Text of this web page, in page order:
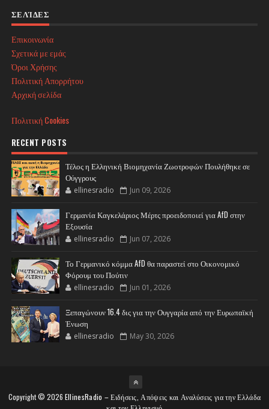
ΣΕΛΊΔΕΣ
Επικοινωνία
Σχετικά με εμάς
Όροι Χρήσης
Πολιτική Απορρήτου
Αρχική σελίδα
Πολιτική Cookies
RECENT POSTS
Τέλος η Ελληνική Βιομηχανία Ζωοτροφών Πουλήθηκε σε
Ούγγρους
ellinesradio Jun 09, 2026
Γερμανία Καγκελάριος Μέρτς προειδοποιεί για AfD στην
Εξουσία
ellinesradio Jun 07, 2026
Το Γερμανικό κόμμα AfD θα παραστεί στο Οικονομικό
Φόρουμ του Πούτιν
ellinesradio Jun 01, 2026
Ξεπαγώνουν 16.4 δις για την Ουγγαρία από την Ευρωπαϊκή
Ένωση
ellinesradio May 30, 2026
Copyright © 2026 EllinesRadio – Ειδήσεις, Απόψεις και Αναλύσεις για την Ελλάδα